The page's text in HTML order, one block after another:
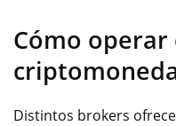
Cómo operar
Distintos brokers